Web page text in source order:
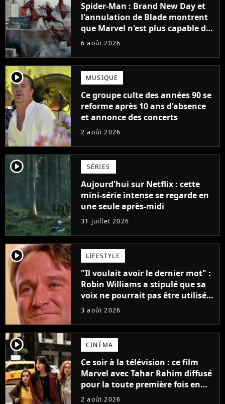
Spider-Man : Brand New Day et
l'annulation de Blade montrent
que Marvel n'est plus capable de
faire quoi que ce soit de simple
6 août 2026
player2 MUSIQUE
Ce groupe culte des années 90 se
reforme après 10 ans d'absence
et annonce des concerts
2 août 2026
player2 SÉRIES
Aujourd'hui sur Netflix : cette
mini-série intense se regarde en
une seule après-midi
31 juillet 2026
player2 LIFESTYLE
"Il voulait avoir le dernier mot" :
Robin Williams a stipulé que sa
voix ne pourrait pas être utilisée
avant 2039, pourtant Disney
inédits
3 août 2026
player2 CINÉMA
Ce soir à la télévision : ce film
Marvel avec Tahar Rahim diffusé
pour la toute première fois en
France
2 août 2026